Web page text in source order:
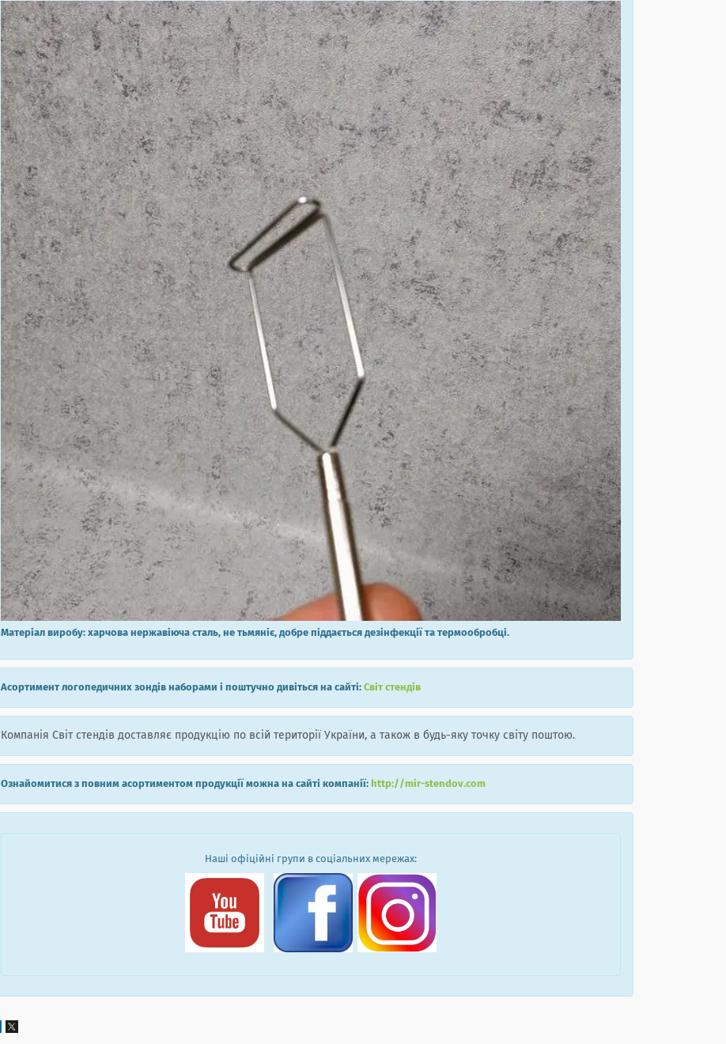
Матеріал виробу: харчова нержавіюча сталь, не тьмяніє, добре піддається дезінфекції та термообробці.
Асортимент логопедичних зондів наборами і поштучно дивіться на сайті: Світ стендів
Компанія Світ стендів доставляє продукцію по всій території України, а також в будь-яку точку світу поштою.
Ознайомитися з повним асортиментом продукції можна на сайті компанії: http://mir-stendov.com
Наші офіційні групи в соціальних мережах: